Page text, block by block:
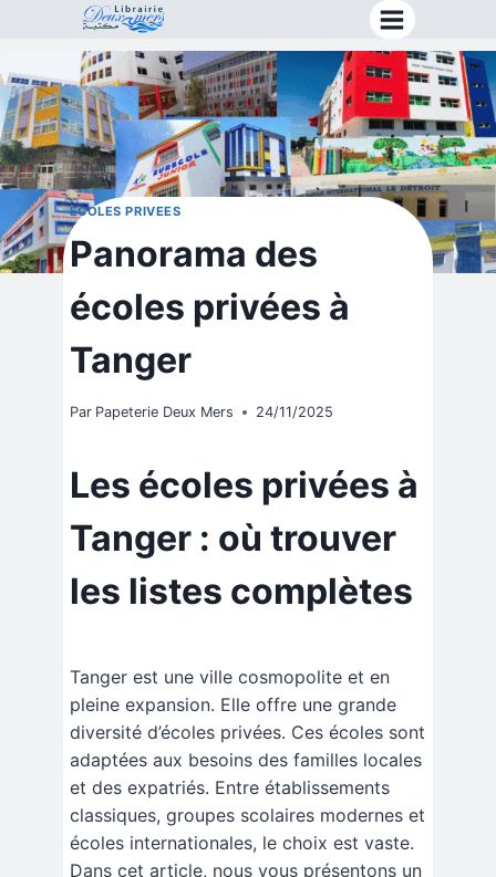
contenu
ECOLES PRIVEES
Panorama des
écoles privées à
Tanger
Par Papeterie Deux Mers 24/11/2025
Les écoles privées à
Tanger : où trouver
les listes complètes
Tanger est une ville cosmopolite et en
pleine expansion. Elle offre une grande
diversité d’écoles privées. Ces écoles sont
adaptées aux besoins des familles locales
et des expatriés. Entre établissements
classiques, groupes scolaires modernes et
écoles internationales, le choix est vaste.
Dans cet article, nous vous présentons un